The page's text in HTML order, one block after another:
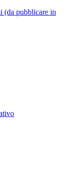
(da pubblicare in